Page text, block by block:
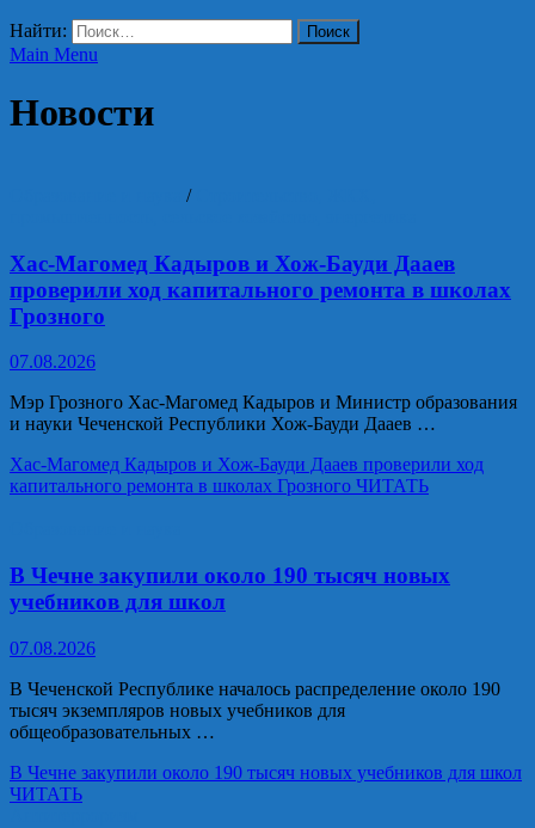
Найти:
Main Menu
Новости
/
Хас-Магомед Кадыров и Хож-Бауди Дааев
проверили ход капитального ремонта в школах
Грозного
07.08.2026
Мэр Грозного Хас-Магомед Кадыров и Министр образования
и науки Чеченской Республики Хож-Бауди Дааев …
Хас-Магомед Кадыров и Хож-Бауди Дааев проверили ход
капитального ремонта в школах Грозного ЧИТАТЬ
В Чечне закупили около 190 тысяч новых
учебников для школ
07.08.2026
В Чеченской Республике началось распределение около 190
тысяч экземпляров новых учебников для
общеобразовательных …
В Чечне закупили около 190 тысяч новых учебников для школ
ЧИТАТЬ